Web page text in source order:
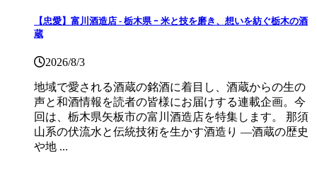
【忠愛】富川酒造店 ‐ 栃木県 ｰ 米と技を磨き、想いを紡ぐ栃木の酒
蔵
2026/8/3
地域で愛される酒蔵の銘酒に着目し、酒蔵からの生の
声と和酒情報を読者の皆様にお届けする連載企画。今
回は、栃木県矢板市の富川酒造店を特集します。 那須
山系の伏流水と伝統技術を生かす酒造り ―酒蔵の歴史
や地 ...